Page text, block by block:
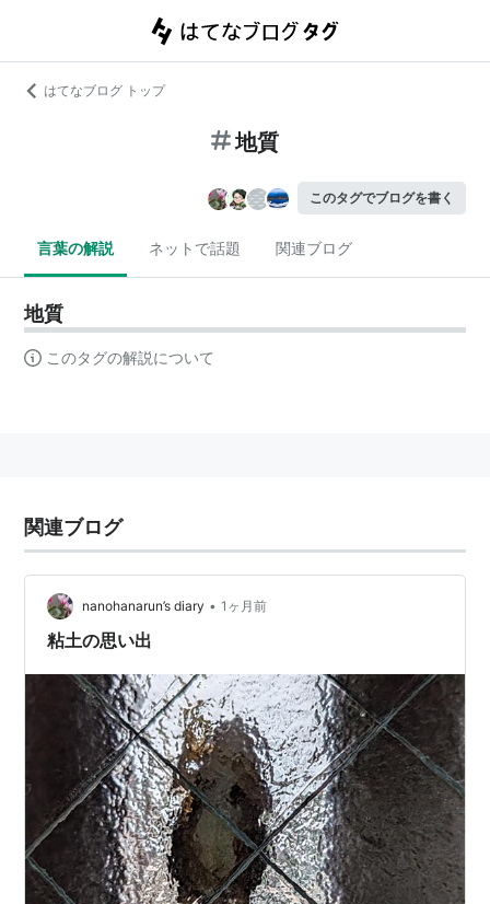
はてなブログ トップ
地質
このタグでブログを書く
言葉の解説 ネットで話題 関連ブログ
地質
このタグの解説について
関連ブログ
nanohanarun’s diary • 1ヶ月前
粘土の思い出